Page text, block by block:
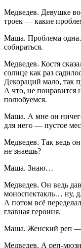
Медведев. Девушке
троек — какие
Маша. Проблема
собираться.
Медведев. Костя
солнце как раз
Декораций мало, так
А что, не понравится
полюбуемся.
Маша. А мне он
для него — пустое
Медведев. Так ведь
не знаешь?
Маша. Знаю…
Медведев. Он ведь
моноспектакль… ну,
А потом всё
главная героиня.
Маша. Женский реп —
Медведев. А реп-